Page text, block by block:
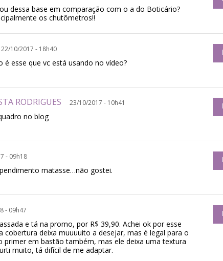
dessa base em comparação com o a do Boticário?
os chutômetros!!
22/10/2017 - 18h40
é esse que vc está usando no vídeo?
RODRIGUES 23/10/2017 - 10h41
no blog
- 09h18
matasse…não gostei.
- 09h47
e tá na promo, por R$ 39,90. Achei ok por esse
cobertura deixa muuuuito a desejar, mas é legal para o
primer em bastão também, mas ele deixa uma textura
muito, tá difícil de me adaptar.